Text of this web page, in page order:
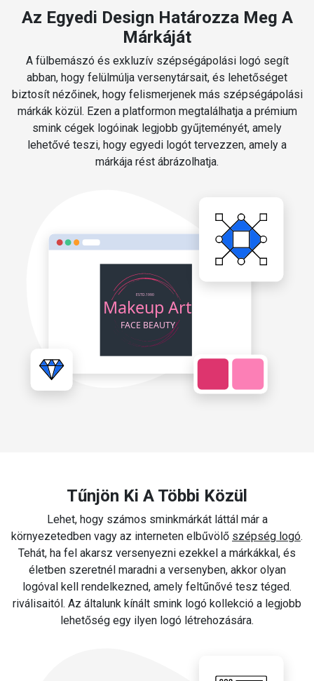
Az Egyedi Design Határozza Meg A
Márkáját
A fülbemászó és exkluzív szépségápolási logó segít
abban, hogy felülmúlja versenytársait, és lehetőséget
biztosít nézőinek, hogy felismerjenek más szépségápolási
márkák közül. Ezen a platformon megtalálhatja a prémium
smink cégek logóinak legjobb gyűjteményét, amely
lehetővé teszi, hogy egyedi logót tervezzen, amely a
márkája rést ábrázolhatja.
Tűnjön Ki A Többi Közül
Lehet, hogy számos sminkmárkát láttál már a
környezetedben vagy az interneten elbűvölő szépség logó.
Tehát, ha fel akarsz versenyezni ezekkel a márkákkal, és
életben szeretnél maradni a versenyben, akkor olyan
logóval kell rendelkezned, amely feltűnővé tesz téged.
riválisaitól. Az általunk kínált smink logó kollekció a legjobb
lehetőség egy ilyen logó létrehozására.